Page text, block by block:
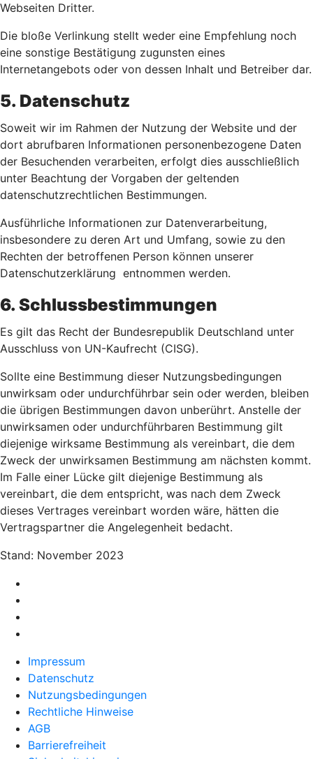
Webseiten Dritter.
Die bloße Verlinkung stellt weder eine Empfehlung noch
eine sonstige Bestätigung zugunsten eines
Internetangebots oder von dessen Inhalt und Betreiber dar.
5. Datenschutz
Soweit wir im Rahmen der Nutzung der Website und der
dort abrufbaren Informationen personenbezogene Daten
der Besuchenden verarbeiten, erfolgt dies ausschließlich
unter Beachtung der Vorgaben der geltenden
datenschutzrechtlichen Bestimmungen.
Ausführliche Informationen zur Datenverarbeitung,
insbesondere zu deren Art und Umfang, sowie zu den
Rechten der betroffenen Person können unserer
Datenschutzerklärung entnommen werden.
6. Schlussbestimmungen
Es gilt das Recht der Bundesrepublik Deutschland unter
Ausschluss von UN-Kaufrecht (CISG).
Sollte eine Bestimmung dieser Nutzungsbedingungen
unwirksam oder undurchführbar sein oder werden, bleiben
die übrigen Bestimmungen davon unberührt. Anstelle der
unwirksamen oder undurchführbaren Bestimmung gilt
diejenige wirksame Bestimmung als vereinbart, die dem
Zweck der unwirksamen Bestimmung am nächsten kommt.
Im Falle einer Lücke gilt diejenige Bestimmung als
vereinbart, die dem entspricht, was nach dem Zweck
dieses Vertrages vereinbart worden wäre, hätten die
Vertragspartner die Angelegenheit bedacht.
Stand: November 2023
Impressum
Datenschutz
Nutzungsbedingungen
Rechtliche Hinweise
AGB
Barrierefreiheit